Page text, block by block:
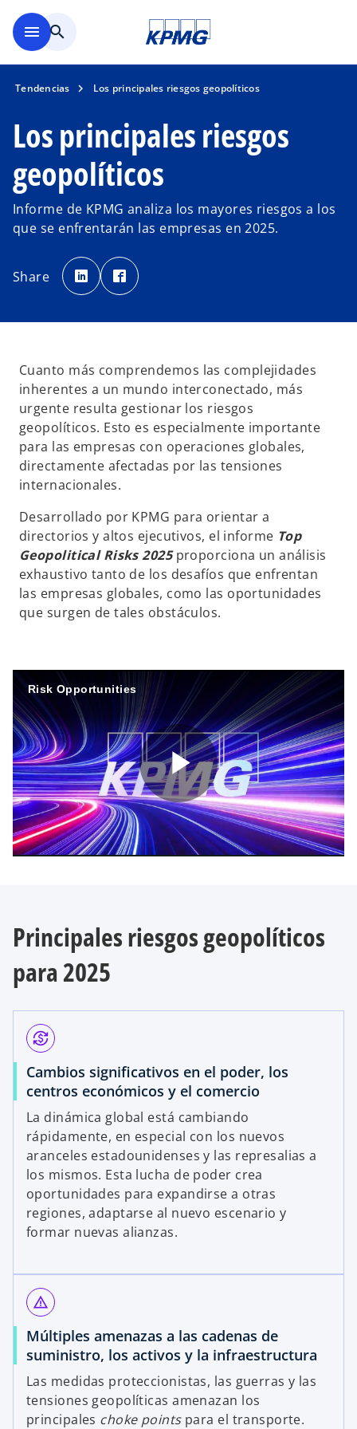
menu search
Tendencias Los principales riesgos geopolíticos
Los principales riesgos
geopolíticos
Informe de KPMG analiza los mayores riesgos a los
que se enfrentarán las empresas en 2025.
Share e
a
b
p
e
s
t
a
ñ
a
n
u
e
v
a
e
a
p
e
s
t
a
ñ
a
n
u
e
v
a
Cuanto más comprendemos las complejidades
inherentes a un mundo interconectado, más
urgente resulta gestionar los riesgos
geopolíticos. Esto es especialmente importante
para las empresas con operaciones globales,
directamente afectadas por las tensiones
internacionales.
Desarrollado por KPMG para orientar a
directorios y altos ejecutivos, el informe Top
Geopolitical Risks 2025proporciona un análisis
exhaustivo tanto de los desafíos que enfrentan
las empresas globales, como las oportunidades
que surgen de tales obstáculos.
Risk Opportunities
P
a
V
i
d
e
Principales riesgos geopolíticos
para 2025
currency_exchange
Cambios significativos en el poder, los
centros económicos y el comercio
La dinámica global está cambiando
rápidamente, en especial con los nuevos
aranceles estadounidenses y las represalias a
los mismos. Esta lucha de poder crea
oportunidades para expandirse a otras
regiones, adaptarse al nuevo escenario y
formar nuevas alianzas.
warning_amber
Múltiples amenazas a las cadenas de
suministro, los activos y la infraestructura
Las medidas proteccionistas, las guerras y las
tensiones geopolíticas amenazan los
principales choke pointspara el transporte.